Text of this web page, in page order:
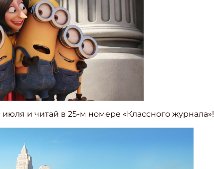
июля и читай в 25-м номере «Классного журнала»!